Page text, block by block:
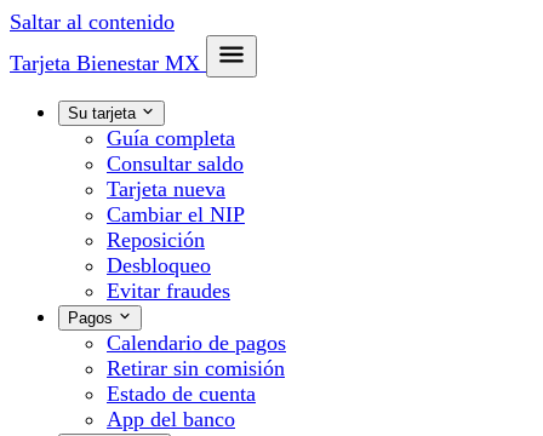
Saltar al contenido
Tarjeta Bienestar MX
Su tarjeta
Guía completa
Consultar saldo
Tarjeta nueva
Cambiar el NIP
Reposición
Desbloqueo
Evitar fraudes
Pagos
Calendario de pagos
Retirar sin comisión
Estado de cuenta
App del banco